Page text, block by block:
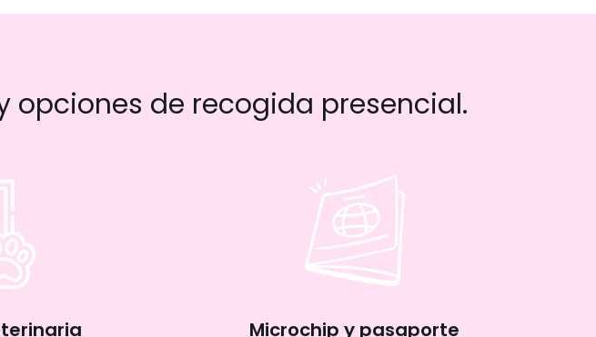
opciones de recogida presencial.
Microchip y pasaporte